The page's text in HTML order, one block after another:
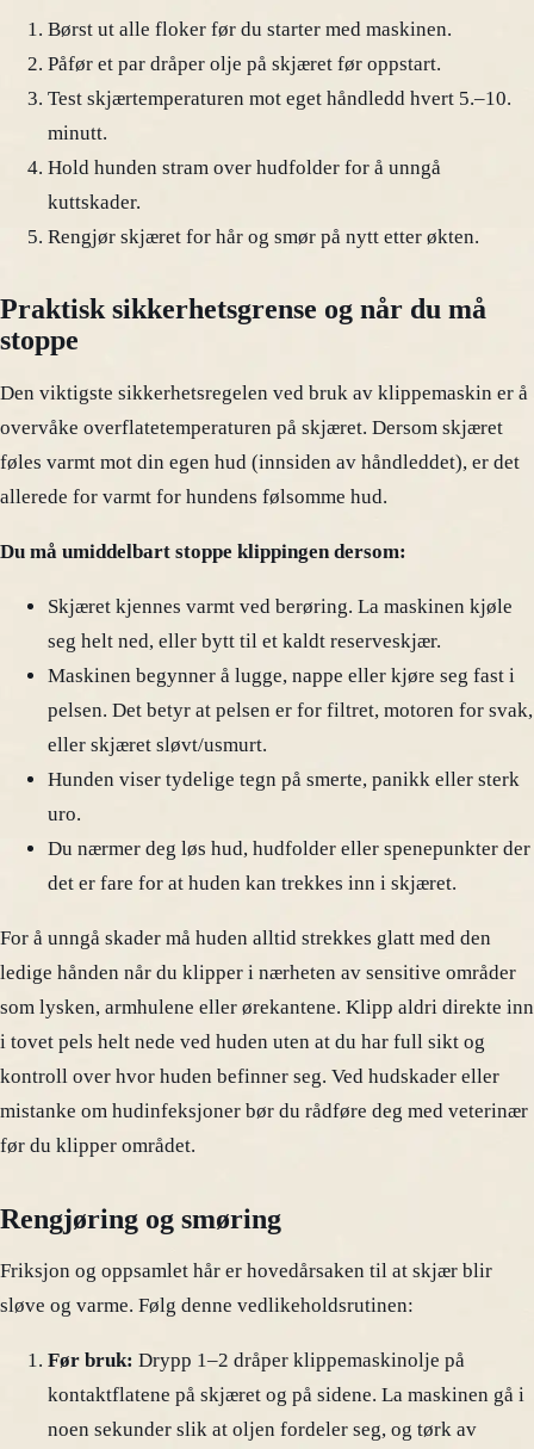
Børst ut alle floker før du starter med maskinen.
Påfør et par dråper olje på skjæret før oppstart.
Test skjærtemperaturen mot eget håndledd hvert 5.–10.
minutt.
Hold hunden stram over hudfolder for å unngå
kuttskader.
Rengjør skjæret for hår og smør på nytt etter økten.
Praktisk sikkerhetsgrense og når du må
stoppe
Den viktigste sikkerhetsregelen ved bruk av klippemaskin er å
overvåke overflatetemperaturen på skjæret. Dersom skjæret
føles varmt mot din egen hud (innsiden av håndleddet), er det
allerede for varmt for hundens følsomme hud.
Du må umiddelbart stoppe klippingen dersom:
Skjæret kjennes varmt ved berøring. La maskinen kjøle
seg helt ned, eller bytt til et kaldt reserveskjær.
Maskinen begynner å lugge, nappe eller kjøre seg fast i
pelsen. Det betyr at pelsen er for filtret, motoren for svak,
eller skjæret sløvt/usmurt.
Hunden viser tydelige tegn på smerte, panikk eller sterk
uro.
Du nærmer deg løs hud, hudfolder eller spenepunkter der
det er fare for at huden kan trekkes inn i skjæret.
For å unngå skader må huden alltid strekkes glatt med den
ledige hånden når du klipper i nærheten av sensitive områder
som lysken, armhulene eller ørekantene. Klipp aldri direkte inn
i tovet pels helt nede ved huden uten at du har full sikt og
kontroll over hvor huden befinner seg. Ved hudskader eller
mistanke om hudinfeksjoner bør du rådføre deg med veterinær
før du klipper området.
Rengjøring og smøring
Friksjon og oppsamlet hår er hovedårsaken til at skjær blir
sløve og varme. Følg denne vedlikeholdsrutinen:
Før bruk: Drypp 1–2 dråper klippemaskinolje på
kontaktflatene på skjæret og på sidene. La maskinen gå i
noen sekunder slik at oljen fordeler seg, og tørk av